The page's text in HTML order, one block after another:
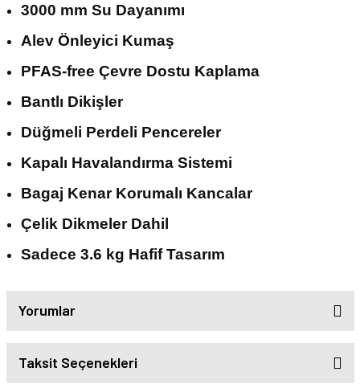
3000 mm Su Dayanımı
Alev Önleyici Kumaş
PFAS-free Çevre Dostu Kaplama
Bantlı Dikişler
Düğmeli Perdeli Pencereler
Kapalı Havalandırma Sistemi
Bagaj Kenar Korumalı Kancalar
Çelik Dikmeler Dahil
Sadece 3.6 kg Hafif Tasarım
Yorumlar
Taksit Seçenekleri